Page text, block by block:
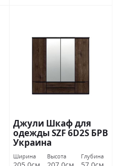
Джули Шкаф для
одежды SZF 6D2S БРВ
Украина
Ширина Высота Глубина